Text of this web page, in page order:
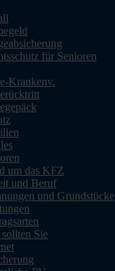
für Senioren
Krankenv.
um das KFZ
und Beruf
und Grundstücke
sollten Sie